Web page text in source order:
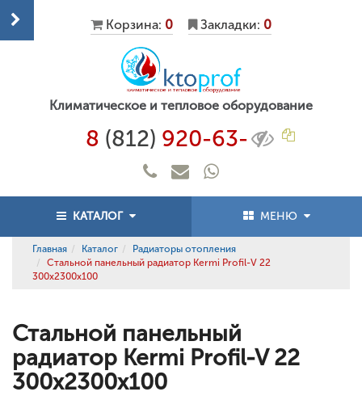
Корзина: 0 Закладки: 0
Климатическое и тепловое оборудование
8 (812) 920-63-
КАТАЛОГ МЕНЮ
Главная Каталог
Радиаторы отопления
Стальной панельный радиатор Kermi Profil-V 22
300x2300x100
Стальной панельный
радиатор Kermi Profil-V 22
300x2300x100